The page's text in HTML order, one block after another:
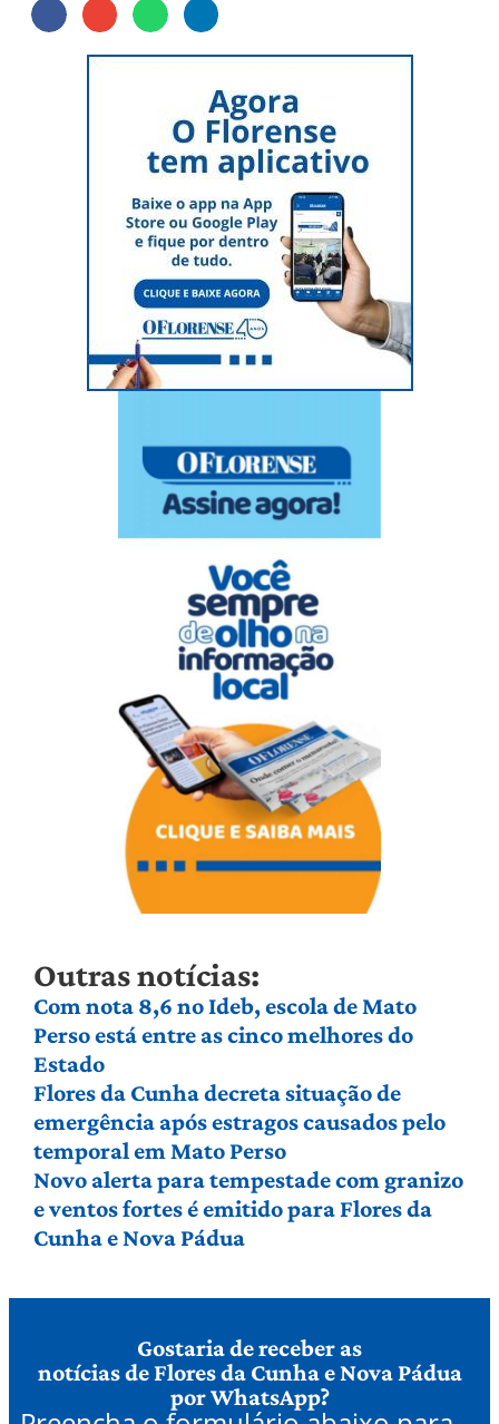
Outras notícias:
Com nota 8,6 no Ideb, escola de Mato
Perso está entre as cinco melhores do
Estado
Flores da Cunha decreta situação de
emergência após estragos causados pelo
temporal em Mato Perso
Novo alerta para tempestade com granizo
e ventos fortes é emitido para Flores da
Cunha e Nova Pádua
Gostaria de receber as
notícias de Flores da Cunha e Nova Pádua
por WhatsApp?